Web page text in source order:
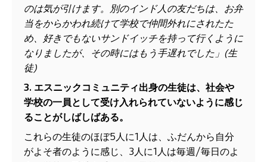
のは気が引けます。別のインド人の友だちは、お弁
当をからかわれ続けて学校で仲間外れにされたた
め、好きでもないサンドイッチを持って行くように
なりましたが、その時にはもう手遅れでした」(生
徒)
3. エスニックコミュニティ出身の生徒は、社会や
学校の一員として受け入れられていないように感じ
ることがしばしばある。
これらの生徒のほぼ5人に1人は、ふだんから自分
がよそ者のように感じ、3人に1人は毎週/毎日のよ